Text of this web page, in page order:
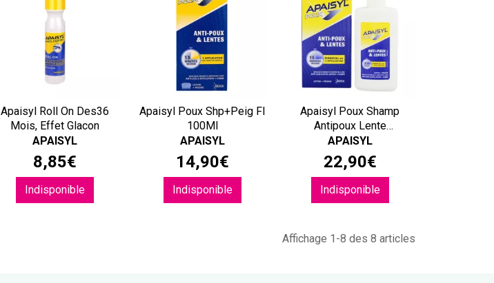
Apaisyl Roll On Des36
Mois, Effet Glacon
APAISYL
8,85€
Indisponible
Apaisyl Poux Shp+Peig Fl
100Ml
APAISYL
14,90€
Indisponible
Apaisyl Poux Shamp
Antipoux Lente
200Ml+Peign
APAISYL
22,90€
Indisponible
Affichage 1-8 des 8 articles